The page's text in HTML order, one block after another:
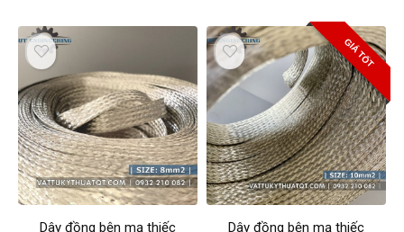
Dây đồng bện mạ thiếc
GIÁ TỐT
Dây đồng bện mạ thiếc